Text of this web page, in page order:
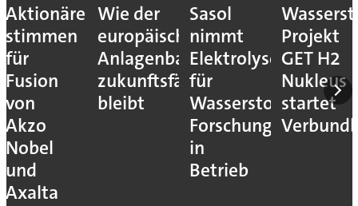
Aktionäre
stimmen
für
Fusion
von
Akzo
Nobel
und
Axalta
Wie der
europäische
Anlagenbau
zukunftsfähig
bleibt
Sasol
nimmt
Elektrolyseur
für
Wasserstoff-
Forschung
in
Betrieb
Projekt
GET H2
Nukleus
startet